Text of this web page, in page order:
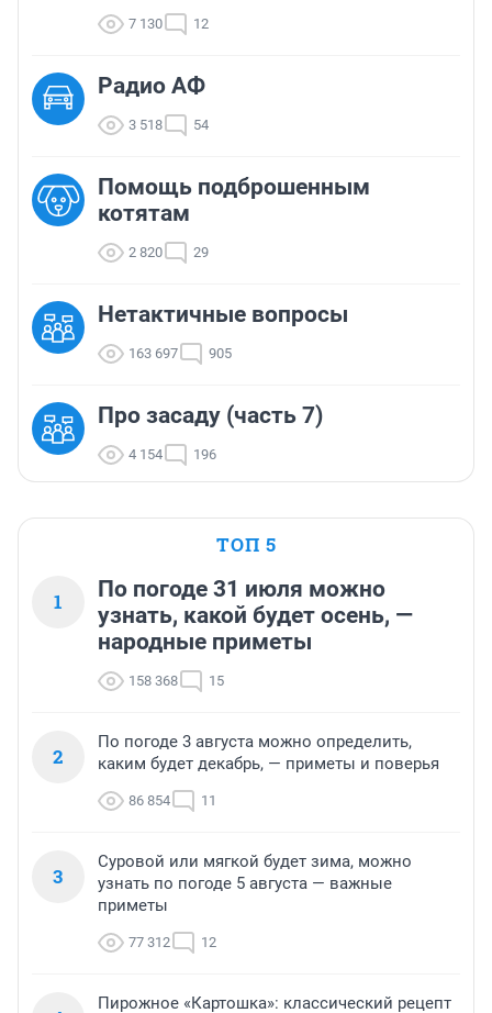
7 130 12
Радио АФ
3 518 54
Помощь подброшенным
котятам
2 820 29
Нетактичные вопросы
163 697 905
Про засаду (часть 7)
4 154 196
ТОП 5
1
По погоде 31 июля можно
узнать, какой будет осень, —
народные приметы
158 368 15
2
По погоде 3 августа можно определить,
каким будет декабрь, — приметы и поверья
86 854 11
3
Суровой или мягкой будет зима, можно
узнать по погоде 5 августа — важные
приметы
77 312 12
Пирожное «Картошка»: классический рецепт